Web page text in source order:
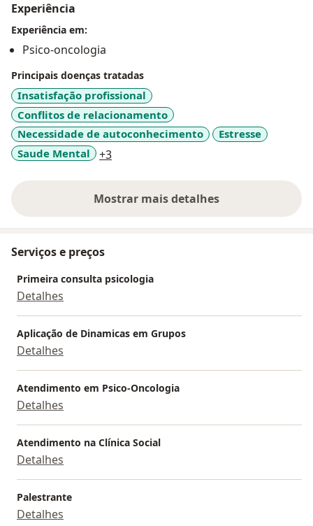
Experiência
Experiência em:
Psico-oncologia
Principais doenças tratadas
Insatisfação profissional
Conflitos de relacionamento
Necessidade de autoconhecimento
Estresse
Saude Mental
+3a11y_sr_more_diseases
Mostrar mais detalhes
sobre a experiência
Serviços e preços
Primeira consulta psicologia
Detalhes
Aplicação de Dinamicas em Grupos
Detalhes
Atendimento em Psico-Oncologia
Detalhes
Atendimento na Clínica Social
Detalhes
Palestrante
Detalhes